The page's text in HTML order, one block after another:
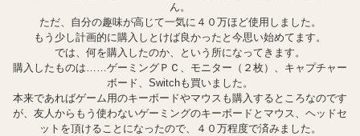
ん。
ただ、自分の趣味が高じて一気に４０万ほど使用しました。
もう少し計画的に購入しとけば良かったと今思い始めてます。
では、何を購入したのか、という所になってきます。
購入したものは……ゲーミングＰＣ、モニター（２枚）、キャプチャー
ボード、Switchも買いました。
本来であればゲーム用のキーボードやマウスも購入するところなのです
が、友人からもう使わないゲーミングのキーボードとマウス、ヘッドセ
ットを頂けることになったので、４０万程度で済みました。